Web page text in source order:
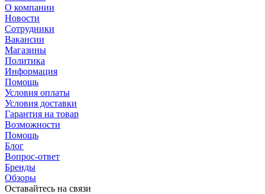
О компании
Новости
Сотрудники
Вакансии
Магазины
Политика
Информация
Помощь
Условия оплаты
Условия доставки
Гарантия на товар
Возможности
Помощь
Блог
Вопрос-ответ
Бренды
Обзоры
Оставайтесь на связи